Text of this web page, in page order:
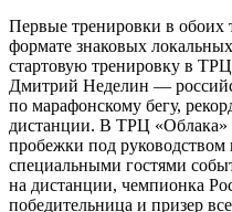
Первые тренировки в обоих
формате знаковых
стартовую тренировку в
Дмитрий Неделин —
по марафонскому бегу,
дистанции. В ТРЦ «Облака»
пробежки под руководством
специальными гостями
на дистанции, чемпионка
победительница и призер